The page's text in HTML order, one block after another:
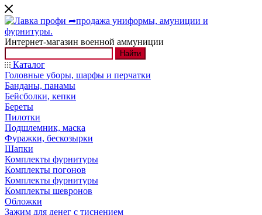
Интернет-магазин военной аммуниции
Найти
Каталог
Головные уборы, шарфы и перчатки
Банданы, панамы
Бейсболки, кепки
Береты
Пилотки
Подшлемник, маска
Фуражки, бескозырки
Шапки
Комплекты фурнитуры
Комплекты погонов
Комплекты фурнитуры
Комплекты шевронов
Обложки
Зажим для денег с тиснением